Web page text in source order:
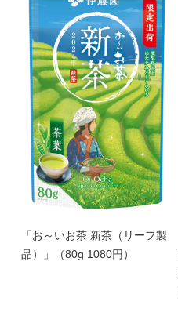
「お～いお茶 新茶（リーフ製
品）」（80g 1080円）